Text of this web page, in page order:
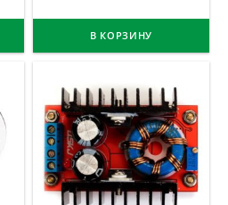
В КОРЗИНУ